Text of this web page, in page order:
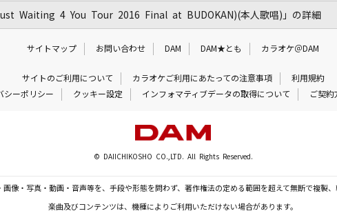
Waiting 4 You Tour 2016 Final at BUDOKAN)(本人歌唱)」の詳細
サイトマップ お問い合わせ DAM DAM★とも カラオケ＠DAM
サイトのご利用について カラオケご利用にあたっての注意事項
利用規約
シーポリシー クッキー設定 インフォマティブデータの取得について ご契約
© DAIICHIKOSHO CO.,LTD. All Rights Reserved.
画像・写真・動画・音声等を、手段や形態を問わず、著作権法の定める範囲を超えて無断で複製
楽曲及びコンテンツは、機種によりご利用いただけない場合があります。